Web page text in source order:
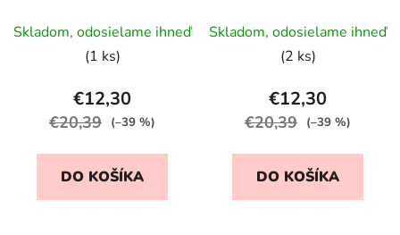
Skladom, odosielame ihneď
(1 ks)
€12,30
€20,39 (–39 %)
DO KOŠÍKA
Skladom, odosielame ihneď
(2 ks)
€12,30
€20,39 (–39 %)
DO KOŠÍKA